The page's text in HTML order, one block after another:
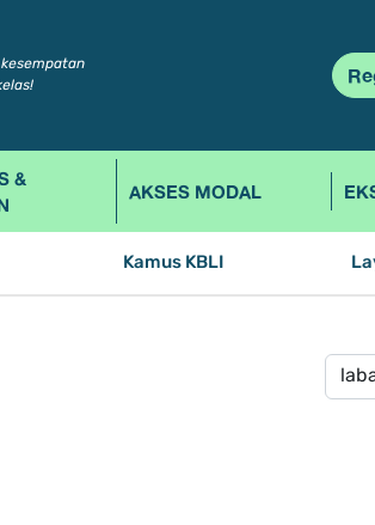
&
AKSES MODAL
Kamus KBLI